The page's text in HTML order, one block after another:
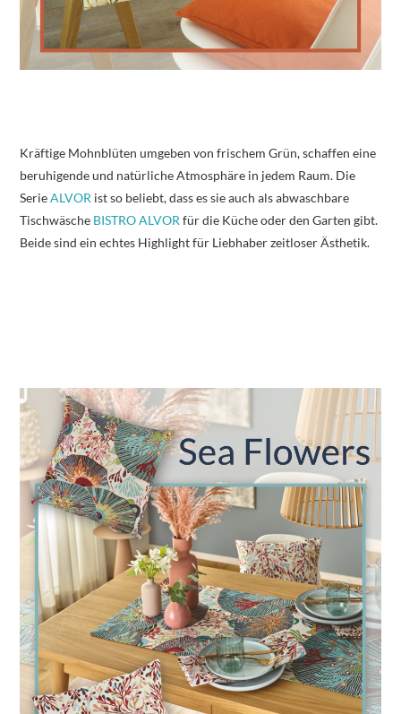
Kräftige Mohnblüten umgeben von frischem Grün, schaffen eine
beruhigende und natürliche Atmosphäre in jedem Raum. Die
SerieALVOR ist so beliebt, dass es sie auch als abwaschbare
Tischwäsche BISTRO ALVORfür die Küche oder den Garten gibt.
Beide sind ein echtes Highlight für Liebhaber zeitloser Ästhetik.